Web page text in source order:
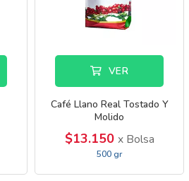
VER
Café Llano Real Tostado Y
Molido
$13.150 x Bolsa
500 gr